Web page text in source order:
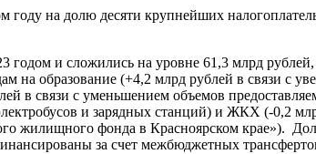
году на долю десяти крупнейших
и сложились на уровне 61,3 млрд
образование (+4,2 млрд рублей в связи с
в связи с уменьшением объемов
и зарядных станций) и ЖКХ (-0,2
жилищного фонда в Красноярском крае»).
за счет межбюджетных